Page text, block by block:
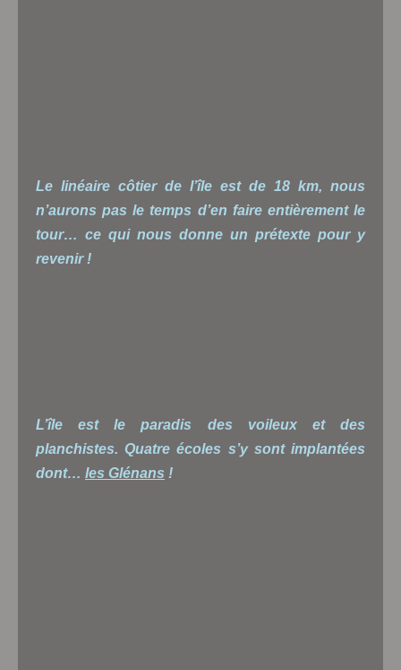
Le linéaire côtier de l’île est de 18 km, nous
n’aurons pas le temps d’en faire entièrement le
tour… ce qui nous donne un prétexte pour y
revenir !
L’île est le paradis des voileux et des
planchistes. Quatre écoles s’y sont implantées
dont… les Glénans !